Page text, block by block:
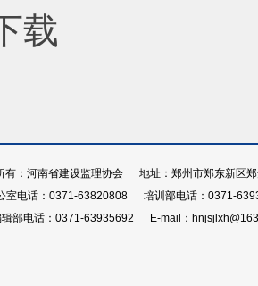
载
有：河南省建设监理协会 地址：郑州市郑东新区
室电话：0371-63820808 培训部电话：0371-
编辑部电话：0371-63935692 E-mail：